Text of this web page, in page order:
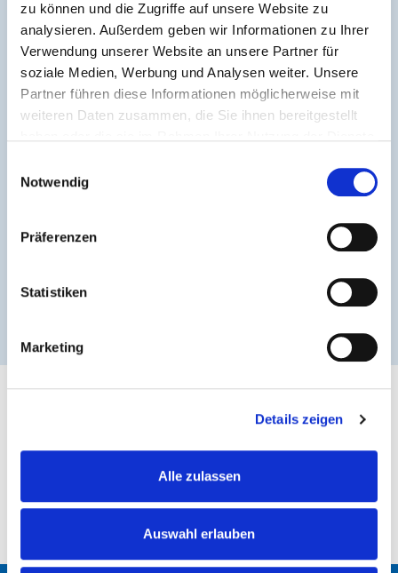
zu können und die Zugriffe auf unsere Website zu
analysieren. Außerdem geben wir Informationen zu Ihrer
Verwendung unserer Website an unsere Partner für
soziale Medien, Werbung und Analysen weiter. Unsere
Partner führen diese Informationen möglicherweise mit
weiteren Daten zusammen, die Sie ihnen bereitgestellt
Notwendig
Präferenzen
Statistiken
Marketing
Details zeigen
Alle zulassen
Auswahl erlauben
ZURÜCK ZUR ÜBERSICHT